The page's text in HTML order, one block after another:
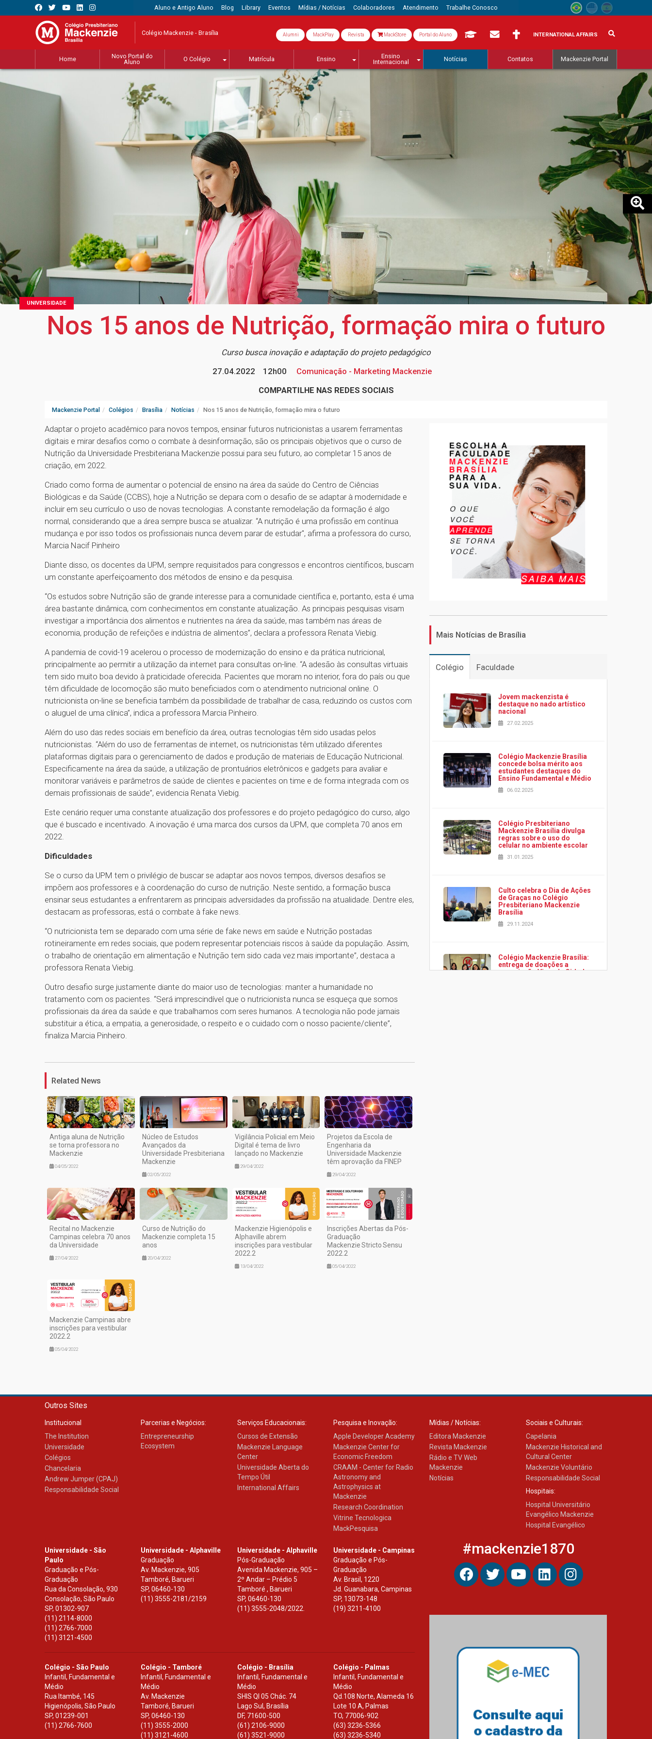
Aluno e Antigo Aluno Blog Library Eventos Mídias / Notícias Colaboradores Atendimento Trabalhe Conosco
Colégio Mackenzie - Brasília Alumni MackPlay Revista MackStore Portal do Aluno INTERNATIONAL AFFAIRS
Home
Novo Portal do
Aluno
O Colégio Matrícula Ensino
Ensino
Internacional
Notícias Contatos Mackenzie Portal
UNIVERSIDADE
Nos 15 anos de Nutrição, formação mira o futuro
Curso busca inovação e adaptação do projeto pedagógico
27.04.2022
12h00
Comunicação - Marketing Mackenzie
COMPARTILHE NAS REDES SOCIAIS
Mackenzie Portal Colégios Brasília Notícias Nos 15 anos de Nutrição, formação mira o futuro
Adaptar o projeto acadêmico para novos tempos, ensinar futuros nutricionistas a usarem ferramentas
digitais e mirar desafios como o combate à desinformação, são os principais objetivos que o curso de
Nutrição da Universidade Presbiteriana Mackenzie possui para seu futuro, ao completar 15 anos de
criação, em 2022.
Criado como forma de aumentar o potencial de ensino na área da saúde do Centro de Ciências
Biológicas e da Saúde (CCBS), hoje a Nutrição se depara com o desafio de se adaptar à modernidade e
incluir em seu currículo o uso de novas tecnologias. A constante remodelação da formação é algo
normal, considerando que a área sempre busca se atualizar. “A nutrição é uma profissão em contínua
mudança e por isso todos os profissionais nunca devem parar de estudar", afirma a professora do curso,
Marcia Nacif Pinheiro
Diante disso, os docentes da UPM, sempre requisitados para congressos e encontros científicos, buscam
um constante aperfeiçoamento dos métodos de ensino e da pesquisa.
“Os estudos sobre Nutrição são de grande interesse para a comunidade científica e, portanto, esta é uma
área bastante dinâmica, com conhecimentos em constante atualização. As principais pesquisas visam
investigar a importância dos alimentos e nutrientes na área da saúde, mas também nas áreas de
economia, produção de refeições e indústria de alimentos”, declara a professora Renata Viebig.
A pandemia de covid-19 acelerou o processo de modernização do ensino e da prática nutricional,
principalmente ao permitir a utilização da internet para consultas on-line. “A adesão às consultas virtuais
tem sido muito boa devido à praticidade oferecida. Pacientes que moram no interior, fora do país ou que
têm dificuldade de locomoção são muito beneficiados com o atendimento nutricional online. O
nutricionista on-line se beneficia também da possibilidade de trabalhar de casa, reduzindo os custos com
o aluguel de uma clínica”, indica a professora Marcia Pinheiro.
Além do uso das redes sociais em benefício da área, outras tecnologias têm sido usadas pelos
nutricionistas. “Além do uso de ferramentas de internet, os nutricionistas têm utilizado diferentes
plataformas digitais para o gerenciamento de dados e produção de materiais de Educação Nutricional.
Especificamente na área da saúde, a utilização de prontuários eletrônicos e gadgets para avaliar e
monitorar variáveis e parâmetros de saúde de clientes e pacientes on time e de forma integrada com os
demais profissionais de saúde”, evidencia Renata Viebig.
Este cenário requer uma constante atualização dos professores e do projeto pedagógico do curso, algo
que é buscado e incentivado. A inovação é uma marca dos cursos da UPM, que completa 70 anos em
2022.
Dificuldades
Se o curso da UPM tem o privilégio de buscar se adaptar aos novos tempos, diversos desafios se
impõem aos professores e à coordenação do curso de nutrição. Neste sentido, a formação busca
ensinar seus estudantes a enfrentarem as principais adversidades da profissão na atualidade. Dentre eles,
destacam as professoras, está o combate à fake news.
“O nutricionista tem se deparado com uma série de fake news em saúde e Nutrição postadas
rotineiramente em redes sociais, que podem representar potenciais riscos à saúde da população. Assim,
o trabalho de orientação em alimentação e Nutrição tem sido cada vez mais importante”, destaca a
professora Renata Viebig.
Outro desafio surge justamente diante do maior uso de tecnologias: manter a humanidade no
tratamento com os pacientes. “Será imprescindível que o nutricionista nunca se esqueça que somos
profissionais da área da saúde e que trabalhamos com seres humanos. A tecnologia não pode jamais
substituir a ética, a empatia, a generosidade, o respeito e o cuidado com o nosso paciente/cliente”,
finaliza Marcia Pinheiro.
Related News
Antiga aluna de Nutrição
se torna professora no
Mackenzie
04/05/2022
Núcleo de Estudos
Avançados da
Universidade Presbiteriana
Mackenzie
02/05/2022
Vigilância Policial em Meio
Digital é tema de livro
lançado no Mackenzie
29/04/2022
Projetos da Escola de
Engenharia da
Universidade Mackenzie
têm aprovação da FINEP
29/04/2022
Recital no Mackenzie
Campinas celebra 70 anos
da Universidade
27/04/2022
Curso de Nutrição do
Mackenzie completa 15
anos
20/04/2022
Mackenzie Higienópolis e
Alphaville abrem
inscrições para vestibular
2022.2
13/04/2022
Inscrições Abertas da Pós-
Graduação
Mackenzie Stricto Sensu
2022.2
05/04/2022
Mackenzie Campinas abre
inscrições para vestibular
2022.2
05/04/2022
Mais Notícias de Brasília
Colégio Faculdade
Jovem mackenzista é
destaque no nado artístico
nacional
27.02.2025
Colégio Mackenzie Brasília
concede bolsa mérito aos
estudantes destaques do
Ensino Fundamental e Médio
06.02.2025
Colégio Presbiteriano
Mackenzie Brasília divulga
regras sobre o uso do
celular no ambiente escolar
31.01.2025
Culto celebra o Dia de Ações
de Graças no Colégio
Presbiteriano Mackenzie
Brasília
29.11.2024
Colégio Mackenzie Brasília:
entrega de doações a
associação Viver da Cidade
Outros Sites
Institucional
The Institution
Universidade
Colégios
Chancelaria
Andrew Jumper (CPAJ)
Responsabilidade Social
Parcerias e Negócios:
Entrepreneurship
Ecosystem
Serviços Educacionais:
Cursos de Extensão
Mackenzie Language
Center
Universidade Aberta do
Tempo Útil
International Affairs
Pesquisa e Inovação:
Apple Developer Academy
Mackenzie Center for
Economic Freedom
CRAAM - Center for Radio
Astronomy and
Astrophysics at
Mackenzie
Research Coordination
Vitrine Tecnologica
MackPesquisa
Mídias / Notícias:
Editora Mackenzie
Revista Mackenzie
Rádio e TV Web
Mackenzie
Notícias
Sociais e Culturais:
Capelania
Mackenzie Historical and
Cultural Center
Mackenzie Voluntário
Responsabilidade Social
Hospitais:
Hospital Universitário
Evangélico Mackenzie
Hospital Evangélico
Universidade - São
Paulo
Graduação e Pós-
Graduação
Rua da Consolação, 930
Consolação, São Paulo
SP, 01302-907
(11) 2114-8000
(11) 2766-7000
(11) 3121-4500
Universidade - Alphaville
Graduação
Av. Mackenzie, 905
Tamboré, Barueri
SP,06460-130
(11) 3555-2181/2159
Universidade - Alphaville
Pós-Graduação
Avenida Mackenzie, 905 –
2º Andar – Prédio 5
Tamboré , Barueri
SP, 06460-130
(11) 3555-2048/2022.
Universidade - Campinas
Graduação e Pós-
Graduação
Av. Brasil, 1220
Jd. Guanabara, Campinas
SP, 13073-148
(19) 3211-4100
Colégio - São Paulo
Infantil, Fundamental e
Médio
Rua Itambé, 145
Higienópolis, São Paulo
SP, 01239-001
(11) 2766-7600
Colégio - Tamboré
Infantil, Fundamental e
Médio
Av. Mackenzie
Tamboré, Barueri
SP,06460-130
(11) 3555-2000
(11) 3121-4600
Colégio - Brasília
Infantil, Fundamental e
Médio
SHIS Ql 05 Chác. 74
Lago Sul, Brasília
DF, 71600-500
(61) 2106-9000
(61) 3521-9000
Colégio - Palmas
Infantil, Fundamental e
Médio
Qd.108 Norte, Alameda 16
Lote 10 A, Palmas
TO, 77006-902
(63) 3236-5366
(63) 3236-5340
#mackenzie1870